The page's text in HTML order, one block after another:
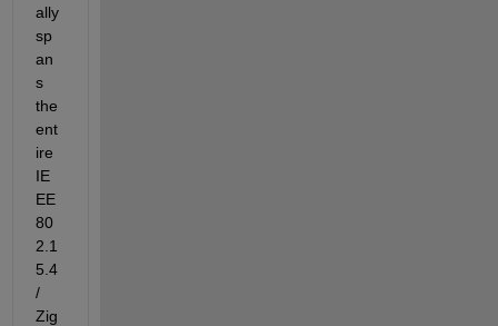
ally
sp
an
s
the
ent
ire
IE
EE
80
2.1
5.4
/
Zig